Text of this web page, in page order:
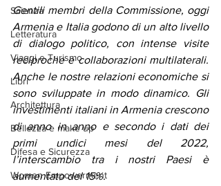
Scienza
Letteratura
Viaggi e Turismo
Libri
Architettura
Bellezza e make up
Difesa e Sicurezza
Women Empowerment
Gentili membri della Commissione, oggi
Armenia e Italia godono di un alto livello
di dialogo politico, con intense visite
reciproche e collaborazioni multilaterali.
Anche le nostre relazioni economiche si
sono sviluppate in modo dinamico. Gli
investimenti italiani in Armenia crescono
di anno in anno e secondo i dati dei
primi undici mesi del 2022,
l’interscambio tra i nostri Paesi è
aumentato del 15%.